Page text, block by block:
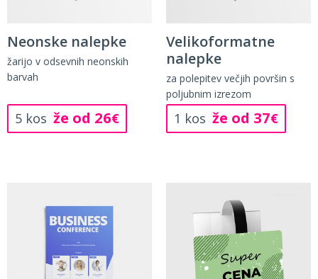
Neonske nalepke
žarijo v odsevnih neonskih
barvah
5 kos že od 26€
Velikoformatne
nalepke
za polepitev večjih površin s
poljubnim izrezom
1 kos že od 37€